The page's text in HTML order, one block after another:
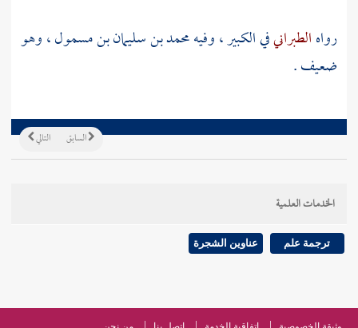
رواهالطبرانيفي الكبير ، وفيهمحمد بن سليمان بن مسمول، وهو
ضعيف .
التالي السابق
الخدمات العلمية
ترجمة علم عناوين الشجرة